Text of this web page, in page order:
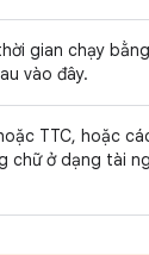
gian chạy
vào đây.
TTC, hoặc
ở dạng tài